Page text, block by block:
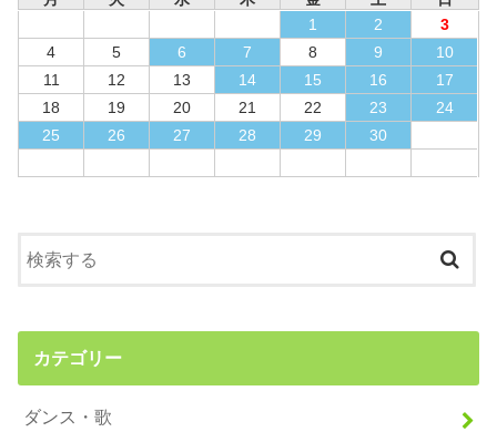
1
2
3
4
5 6 7 8 9
10
11
12 13 14 15 16
17
18
19 20 21 22 23
24
25
26 27 28 29 30
カテゴリー
ダンス・歌